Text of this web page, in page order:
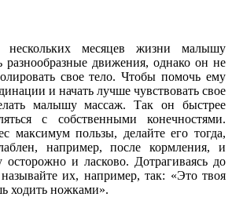
месяцев жизни малышу
разнообразные движения, однако он не
свое тело. Чтобы помочь ему
и начать лучше чувствовать свое
малышу массаж. Так он быстрее
с собственными конечностями.
максимум пользы, делайте его тогда,
например, после кормления, и
осторожно и ласково. Дотрагиваясь до
их, например, так: «Это твоя
ходить ножками».